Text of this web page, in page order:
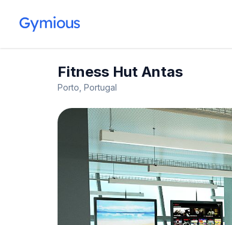
Fitness Hut Antas
Porto, Portugal